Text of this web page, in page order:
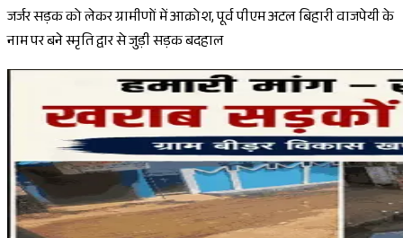
जर्जर सड़क को लेकर ग्रामीणों में आक्रोश, पूर्व पीएम अटल बिहारी वाजपेयी के
नाम पर बने स्मृति द्वार से जुड़ी सड़क बदहाल